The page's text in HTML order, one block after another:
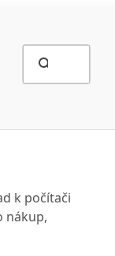
k počítači
nákup,